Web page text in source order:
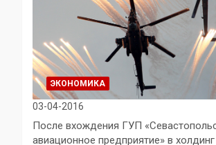
ЭКОНОМИКА
03-04-2016
После вхождения ГУП
авиационное предприятие» в